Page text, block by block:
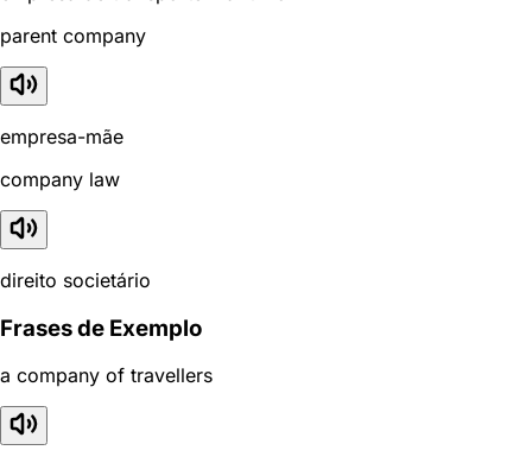
parent company
empresa-mãe
company law
direito societário
Frases de Exemplo
a company of travellers